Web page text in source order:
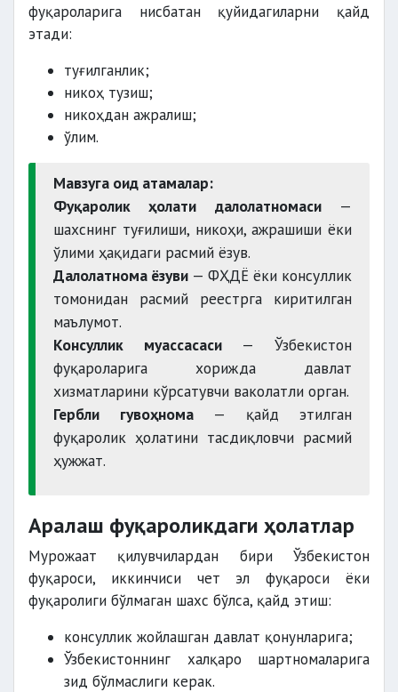
фуқароларига нисбатан қуйидагиларни қайд
этади:
туғилганлик;
никоҳ тузиш;
никоҳдан ажралиш;
ўлим.
Мавзуга оид атамалар:
Фуқаролик ҳолати далолатномаси—
шахснинг туғилиши, никоҳи, ажрашиши ёки
ўлими ҳақидаги расмий ёзув.
Далолатнома ёзуви — ФҲДЁ ёки консуллик
томонидан расмий реестрга киритилган
маълумот.
Консуллик муассасаси— Ўзбекистон
фуқароларига хорижда давлат
хизматларини кўрсатувчи ваколатли орган.
Гербли гувоҳнома— қайд этилган
фуқаролик ҳолатини тасдиқловчи расмий
ҳужжат.
Аралаш фуқароликдаги ҳолатлар
Мурожаат қилувчилардан бири Ўзбекистон
фуқароси, иккинчиси чет эл фуқароси ёки
фуқаролиги бўлмаган шахс бўлса, қайд этиш:
консуллик жойлашган давлат қонунларига;
Ўзбекистоннинг халқаро шартномаларига
зид бўлмаслиги керак.